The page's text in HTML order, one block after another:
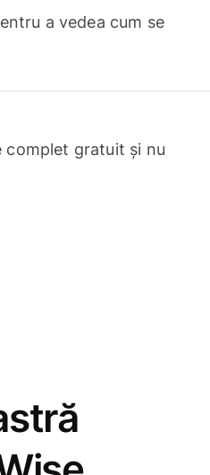
a vedea cum se
complet gratuit și nu